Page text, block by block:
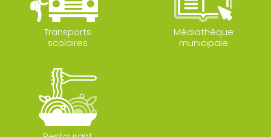
Transports
scolaires
Médiathèque
municipale